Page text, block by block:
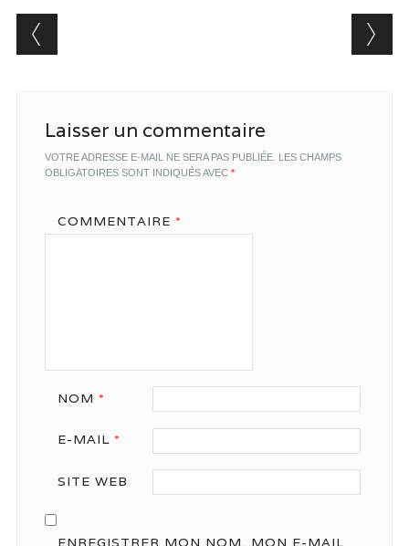
Post navigation
Laisser un commentaire
VOTRE ADRESSE E-MAIL NE SERA PAS PUBLIÉE. LES CHAMPS
OBLIGATOIRES SONT INDIQUÉS AVEC *
COMMENTAIRE *
NOM *
E-MAIL *
SITE WEB
ENREGISTRER MON NOM, MON E-MAIL